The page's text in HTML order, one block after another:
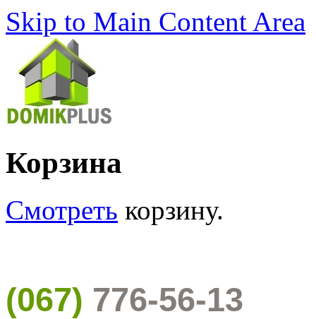
Skip to Main Content Area
Корзина
Смотреть корзину.
(067) 776-56-13